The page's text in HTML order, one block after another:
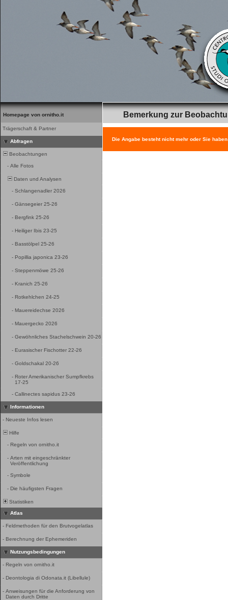
Homepage von ornitho.it
Trägerschaft & Partner
Abfragen
Beobachtungen
- Alle Fotos
Daten und Analysen
- Schlangenadler 2026
- Gänsegeier 25-26
- Bergfink 25-26
- Heiliger Ibis 23-25
- Basstölpel 25-26
- Popillia japonica 23-26
- Steppenmöwe 25-26
- Kranich 25-26
- Rotkehlchen 24-25
- Mauereidechse 2026
- Mauergecko 2026
- Gewöhnliches Stachelschwein 20-26
- Eurasischer Fischotter 22-26
- Goldschakal 20-26
- Roter Amerikanischer Sumpfkrebs
17-25
- Callinectes sapidus 23-26
Informationen
- Neueste Infos lesen
Hilfe
- Regeln von ornitho.it
- Arten mit eingeschränkter
Veröffentlichung
- Symbole
- Die häufigsten Fragen
Statistiken
Atlas
- Feldmethoden für den Brutvogelatlas
- Berechnung der Ephemeriden
Nutzungsbedingungen
- Regeln von ornitho.it
- Deontologia di Odonata.it (Libellule)
- Anweisungen für die Anforderung von
Daten durch Dritte
Bemerkung zur
Die Angabe besteht nicht mehr oder Sie